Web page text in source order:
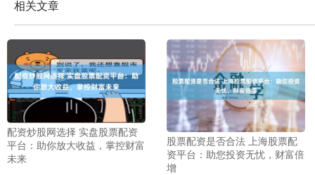
相关文章
配资炒股网选择 实盘股票配资
平台：助你放大收益，掌控财富
未来
股票配资是否合法 上海股票配
资平台：助您投资无忧，财富倍
增